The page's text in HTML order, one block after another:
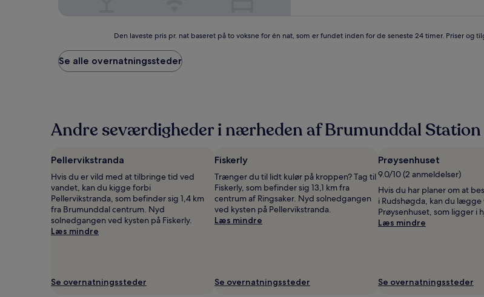
pris
pr.
voksne
for
nat,
som
er
fundet
inden
for
de
seneste
tilgængelighed
Den laveste pris pr. nat baseret på to voksne for én nat, som er fundet inden for de seneste 24 timer. Priser
Se alle overnatningssteder
Andre seværdigheder i nærheden af Brumunddal Station
Pellervikstranda
Hvis du er vild med at tilbringe tid ved
vandet, kan du kigge forbi
Pellervikstranda, som befinder sig 1,4 km
fra Brumunddal centrum. Nyd
solnedgangen ved kysten på Fiskerly.
Læs mindre
Se overnatningssteder
Fiskerly
Trænger du til lidt kulør på kroppen? Tag til
Fiskerly, som befinder sig 13,1 km fra
centrum af Ringsaker. Nyd solnedgangen
ved kysten på Pellervikstranda.
Læs mindre
Se overnatningssteder
Prøysenhuset
9.0/10 (2 anmeldelser)
Hvis du har planer om at
i Rudshøgda, kan du
Prøysenhuset, som ligger i
Læs mindre
Se overnatningssteder